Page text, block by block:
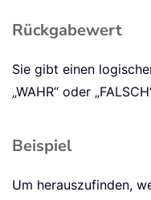
Rückgabewert
Sie gibt einen
„WAHR“ oder
Beispiel
Um herauszufinden,